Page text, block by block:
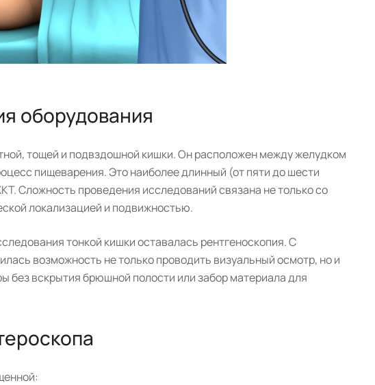
оборудования
тощей и подвздошной кишки. Он расположен между желудком
пищеварения. Это наиболее длинный (от пяти до шести
Сложность проведения исследований связана не только со
локализацией и подвижностью.
тонкой кишки оставалась рентгеноскопия. С
возможность не только проводить визуальный осмотр, но и
вскрытия брюшной полости или забор материала для